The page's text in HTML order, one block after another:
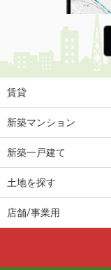
賃貸
新築マンション
新築一戸建て
土地を探す
店舗/事業用